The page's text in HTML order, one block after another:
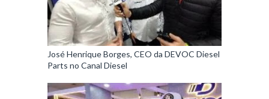
José Henrique Borges, CEO da DEVOC Diesel
Parts no Canal Diesel